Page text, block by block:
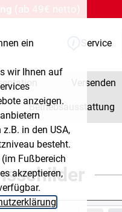
ein
wir Ihnen auf
anzeigen.
in den USA,
besteht.
Fußbereich
akzeptieren,
(ab 49€ netto)
Service
Versenden
Betriebsausstattung